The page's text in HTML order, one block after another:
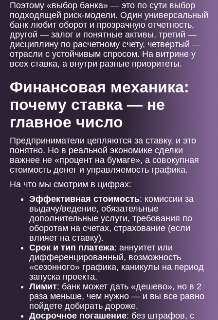
Поэтому «выбор банка» — это по сути выбор
подходящей риск-модели. Один универсальный
банк любит оборот и прозрачную отчетность,
другой — залог и понятные активы, третий —
дисциплину по расчетному счету, четвертый —
отрасли с устойчивым спросом. На витрине у
всех ставка, а внутри разные приоритеты.
Финансовая механика:
почему ставка — не
главное число
Предприниматели цепляются за ставку, и это
понятно. Но в реальной экономике сделки
важнее не «процент на бумаге», а совокупная
стоимость денег и управляемость графика.
На что мы смотрим в цифрах:
Эффективная стоимость: комиссии за
выдачу/ведение, обязательные
дополнительные услуги, требования по
оборотам на счетах, страхование (если
влияет на ставку).
Срок и тип платежа: аннуитет или
дифференцированный, возможность
«сезонного» графика, каникулы на период
запуска проекта.
Лимит: банк может дать «дешево», но в 2
раза меньше, чем нужно — и вы все равно
пойдете добирать дороже.
Досрочное погашение: без штрафов, с